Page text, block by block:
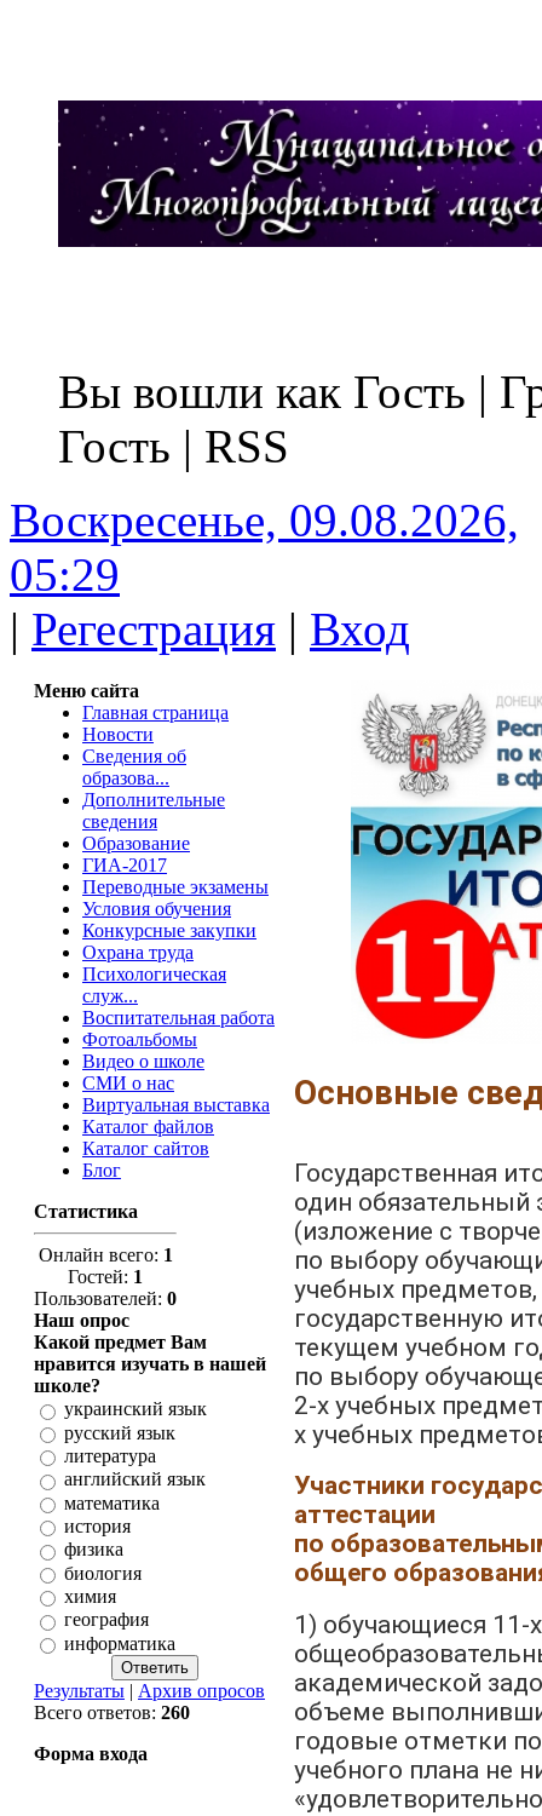
Вы вошли как Гость |
Гость | RSS
Воскресенье, 09.08.2026,
05:29
| Регестрация | Вход
Меню сайта
Главная страница
Новости
Сведения об
образова...
Дополнительные
сведения
Образование
ГИА-2017
Переводные экзамены
Условия обучения
Конкурсные закупки
Охрана труда
Психологическая
служ...
Воспитательная работа
Фотоальбомы
Видео о школе
СМИ о нас
Виртуальная выставка
Каталог файлов
Каталог сайтов
Блог
Статистика
Онлайн всего: 1
Гостей: 1
Пользователей: 0
Наш опрос
Какой предмет Вам
нравится изучать в нашей
школе?
украинский язык
русский язык
литература
английский язык
математика
история
физика
биология
химия
география
информатика
Результаты | Архив опросов
Всего ответов: 260
Форма входа
Основные
Государственная
один обязательный
(изложение с
по выбору
учебных
государственную
текущем учебном
по выбору
2-х учебных
х учебных
Участники
аттестации
по
общего
1) обучающиеся 11-
академической
объеме
годовые отметки
учебного плана не